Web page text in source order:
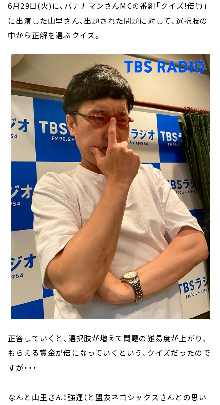
6月29日(火)に、バナナマンさんMCの番組「クイズ!倍買」
に出演した山里さん、出題された問題に対して、選択肢の
中から正解を選ぶクイズ。
正答していくと、選択肢が増えて問題の難易度が上がり、
もらえる賞金が倍になっていくという、クイズだったので
すが・・・
なんと山里さん！強運（と盟友ネゴシックスさんとの思い